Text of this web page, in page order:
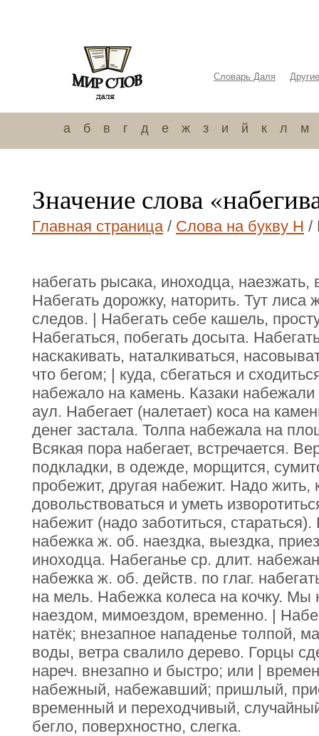
Словарь Даля
а б в г д е ж з и й к л м
Значение слова
Главная страница/ Слова на букву Н /
набегать рысака, иноходца,
Набегать дорожку, наторить. Тут лиса
следов. | Набегать себе кашель,
Набегаться, побегать досыта.
наскакивать, наталкиваться,
что бегом; | куда, сбегаться и
набежало на камень. Казаки набежали
аул. Набегает (налетает) коса на
денег застала. Толпа набежала на
Всякая пора набегает, встречается.
подкладки, в одежде, морщится,
пробежит, другая набежит. Надо жить,
довольствоваться и уметь
набежит (надо заботиться,
набежка ж. об. наездка, выездка,
иноходца. Набеганье ср. длит.
набежка ж. об. действ. по глаг.
на мель. Набежка колеса на кочку.
наездом, мимоездом, временно. |
натёк; внезапное нападенье толпой,
воды, ветра свалило дерево. Горцы
нареч. внезапно и быстро; или |
набежный, набежавший; пришлый,
временный и переходчивый,
бегло, поверхностно, слегка.